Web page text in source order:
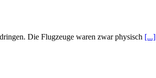
Die Flugzeuge waren zwar physisch [...]